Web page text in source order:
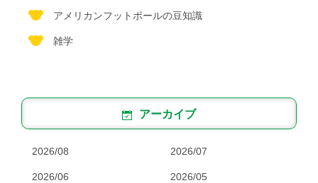
アメリカンフットボールの豆知識
雑学
アーカイブ
2026/08 2026/07
2026/06 2026/05